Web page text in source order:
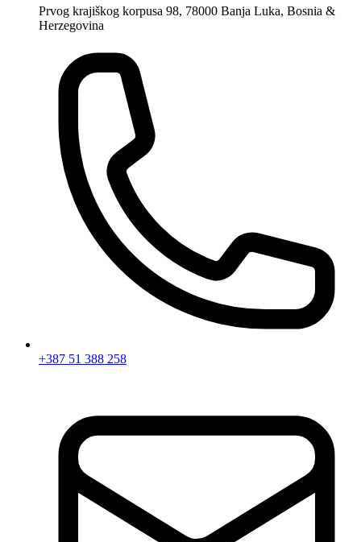
Prvog krajiškog korpusa 98, 78000 Banja Luka, Bosnia &
Herzegovina
+387 51 388 258